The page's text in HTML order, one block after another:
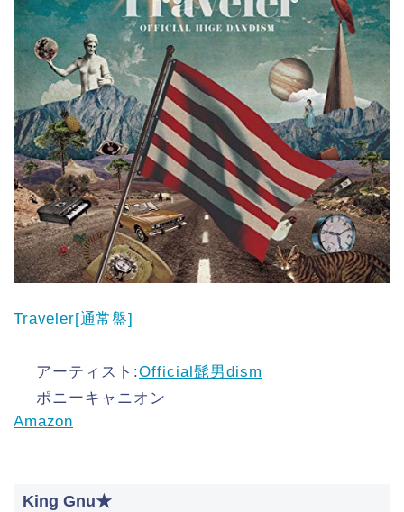
Traveler[通常盤]
アーティスト:Official髭男dism
ポニーキャニオン
Amazon
King Gnu★